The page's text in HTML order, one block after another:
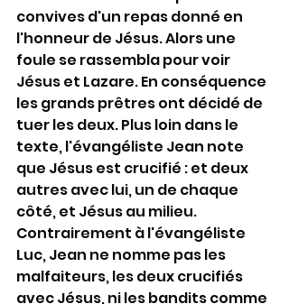
convives d'un repas donné en
l'honneur de Jésus. Alors une
foule se rassembla pour voir
Jésus et Lazare. En conséquence
les grands prêtres ont décidé de
tuer les deux. Plus loin dans le
texte, l'évangéliste Jean note
que Jésus est crucifié : et deux
autres avec lui, un de chaque
côté, et Jésus au milieu.
Contrairement à l'évangéliste
Luc, Jean ne nomme pas les
malfaiteurs, les deux crucifiés
avec Jésus, ni les bandits comme